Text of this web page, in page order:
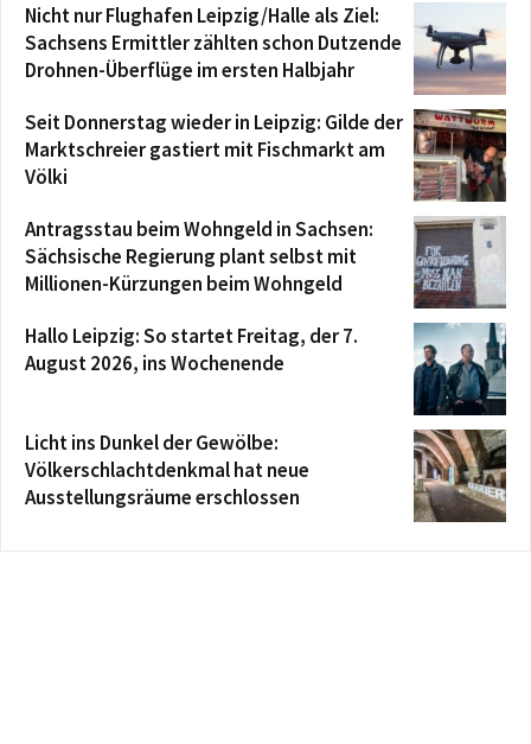
Nicht nur Flughafen Leipzig/Halle als Ziel:
Sachsens Ermittler zählten schon Dutzende
Drohnen-Überflüge im ersten Halbjahr
Seit Donnerstag wieder in Leipzig: Gilde der
Marktschreier gastiert mit Fischmarkt am
Völki
Antragsstau beim Wohngeld in Sachsen:
Sächsische Regierung plant selbst mit
Millionen-Kürzungen beim Wohngeld
Hallo Leipzig: So startet Freitag, der 7.
August 2026, ins Wochenende
Licht ins Dunkel der Gewölbe:
Völkerschlachtdenkmal hat neue
Ausstellungsräume erschlossen